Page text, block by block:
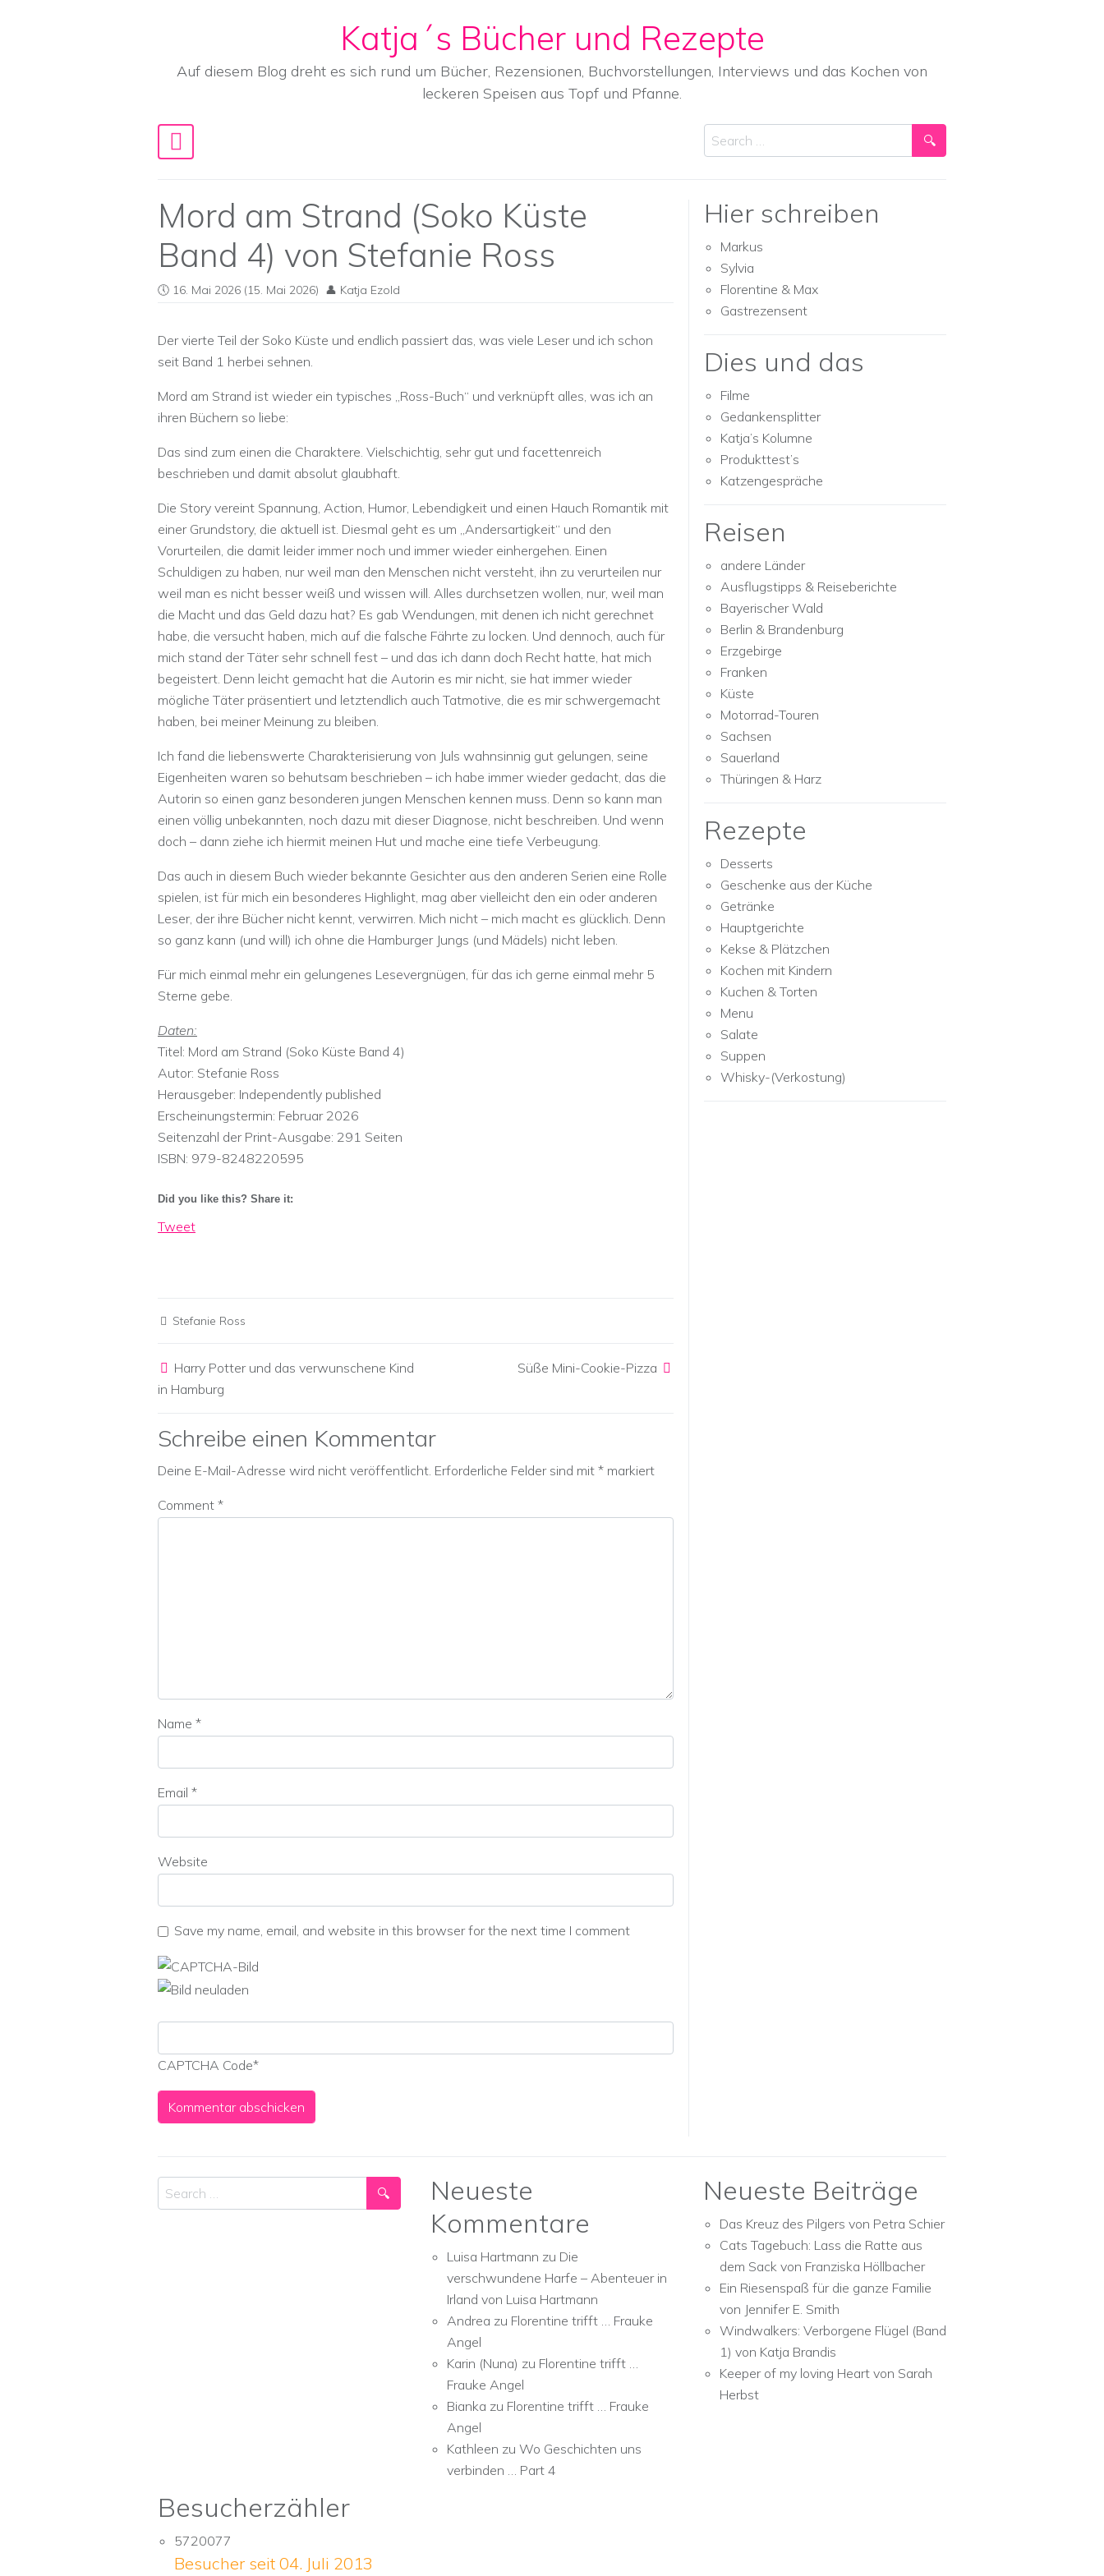
Katja´s Bücher und Rezepte
Auf diesem Blog dreht es sich rund um Bücher, Rezensionen, Buchvorstellungen, Interviews und das Kochen von
leckeren Speisen aus Topf und Pfanne.
Main Navigation
Search
Mord am Strand (Soko Küste
Band 4) von Stefanie Ross
16. Mai 2026 (15. Mai 2026) Katja Ezold
Der vierte Teil der Soko Küste und endlich passiert das, was viele Leser und ich schon
seit Band 1 herbei sehnen.
Mord am Strand ist wieder ein typisches „Ross-Buch“ und verknüpft alles, was ich an
ihren Büchern so liebe:
Das sind zum einen die Charaktere. Vielschichtig, sehr gut und facettenreich
beschrieben und damit absolut glaubhaft.
Die Story vereint Spannung, Action, Humor, Lebendigkeit und einen Hauch Romantik mit
einer Grundstory, die aktuell ist. Diesmal geht es um „Andersartigkeit“ und den
Vorurteilen, die damit leider immer noch und immer wieder einhergehen. Einen
Schuldigen zu haben, nur weil man den Menschen nicht versteht, ihn zu verurteilen nur
weil man es nicht besser weiß und wissen will. Alles durchsetzen wollen, nur, weil man
die Macht und das Geld dazu hat? Es gab Wendungen, mit denen ich nicht gerechnet
habe, die versucht haben, mich auf die falsche Fährte zu locken. Und dennoch, auch für
mich stand der Täter sehr schnell fest – und das ich dann doch Recht hatte, hat mich
begeistert. Denn leicht gemacht hat die Autorin es mir nicht, sie hat immer wieder
mögliche Täter präsentiert und letztendlich auch Tatmotive, die es mir schwergemacht
haben, bei meiner Meinung zu bleiben.
Ich fand die liebenswerte Charakterisierung von Juls wahnsinnig gut gelungen, seine
Eigenheiten waren so behutsam beschrieben – ich habe immer wieder gedacht, das die
Autorin so einen ganz besonderen jungen Menschen kennen muss. Denn so kann man
einen völlig unbekannten, noch dazu mit dieser Diagnose, nicht beschreiben. Und wenn
doch – dann ziehe ich hiermit meinen Hut und mache eine tiefe Verbeugung.
Das auch in diesem Buch wieder bekannte Gesichter aus den anderen Serien eine Rolle
spielen, ist für mich ein besonderes Highlight, mag aber vielleicht den ein oder anderen
Leser, der ihre Bücher nicht kennt, verwirren. Mich nicht – mich macht es glücklich. Denn
so ganz kann (und will) ich ohne die Hamburger Jungs (und Mädels) nicht leben.
Für mich einmal mehr ein gelungenes Lesevergnügen, für das ich gerne einmal mehr 5
Sterne gebe.
Daten:
Titel: Mord am Strand (Soko Küste Band 4)
Autor: Stefanie Ross
Herausgeber:‎ Independently published
Erscheinungstermin:‎ Februar 2026
Seitenzahl der Print-Ausgabe:‎ 291 Seiten
ISBN: 979-8248220595
Did you like this? Share it:
Tweet
Stefanie Ross
Post navigation
Harry Potter und das verwunschene Kind
in Hamburg
Süße Mini-Cookie-Pizza
Schreibe einen Kommentar
Deine E-Mail-Adresse wird nicht veröffentlicht. Erforderliche Felder sind mit * markiert
Comment *
Name *
Email *
Website
Save my name, email, and website in this browser for the next time I comment
CAPTCHA Code*
Hier schreiben
Markus
Sylvia
Florentine & Max
Gastrezensent
Dies und das
Filme
Gedankensplitter
Katja’s Kolumne
Produkttest’s
Katzengespräche
Reisen
andere Länder
Ausflugstipps & Reiseberichte
Bayerischer Wald
Berlin & Brandenburg
Erzgebirge
Franken
Küste
Motorrad-Touren
Sachsen
Sauerland
Thüringen & Harz
Rezepte
Desserts
Geschenke aus der Küche
Getränke
Hauptgerichte
Kekse & Plätzchen
Kochen mit Kindern
Kuchen & Torten
Menu
Salate
Suppen
Whisky-(Verkostung)
Search
Neueste
Kommentare
Luisa Hartmann zu Die
verschwundene Harfe – Abenteuer in
Irland von Luisa Hartmann
Andrea zu Florentine trifft … Frauke
Angel
Karin (Nuna) zu Florentine trifft …
Frauke Angel
Bianka zu Florentine trifft … Frauke
Angel
Kathleen zu Wo Geschichten uns
verbinden … Part 4
Neueste Beiträge
Das Kreuz des Pilgers von Petra Schier
Cats Tagebuch: Lass die Ratte aus
dem Sack von Franziska Höllbacher
Ein Riesenspaß für die ganze Familie
von Jennifer E. Smith
Windwalkers: Verborgene Flügel (Band
1) von Katja Brandis
Keeper of my loving Heart von Sarah
Herbst
Besucherzähler
5720077
Besucher seit 04. Juli 2013